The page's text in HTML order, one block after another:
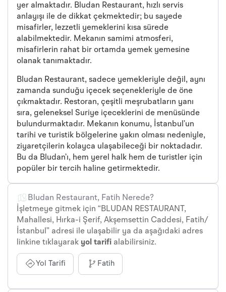
yer almaktadır. Bludan Restaurant, hızlı servis
anlayışı ile de dikkat çekmektedir; bu sayede
misafirler, lezzetli yemeklerini kısa sürede
alabilmektedir. Mekanın samimi atmosferi,
misafirlerin rahat bir ortamda yemek yemesine
olanak tanımaktadır.
Bludan Restaurant, sadece yemekleriyle değil, aynı
zamanda sunduğu içecek seçenekleriyle de öne
çıkmaktadır. Restoran, çeşitli meşrubatların yanı
sıra, geleneksel Suriye içeceklerini de menüsünde
bulundurmaktadır. Mekanın konumu, İstanbul’un
tarihi ve turistik bölgelerine yakın olması nedeniyle,
ziyaretçilerin kolayca ulaşabileceği bir noktadadır.
Bu da Bludan’ı, hem yerel halk hem de turistler için
popüler bir tercih haline getirmektedir.
Bludan Restaurant, Fatih Nerede?
İşletmeye gitmek için “BLUDAN RESTAURANT,
Mahallesi, Hırka-i Şerif, Akşemsettin Caddesi, Fatih/
İstanbul” adresi ile ulaşabilir ya da aşağıdaki adres
linkine tıklayarak yol tarifi alabilirsiniz.
Yol Tarifi Fatih